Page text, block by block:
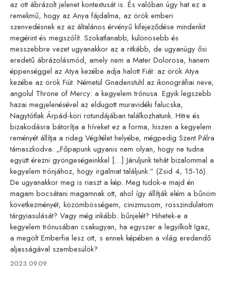
az ott ábrázolt jelenet kontextusát is. És valóban úgy hat ez a
remekmű, hogy az Anya fájdalma, az örök emberi
szenvedésnek ez az általános érvényű kifejeződése mindenkit
megérint és megszólít. Szokatlanabb, különösebb és
messzebbre vezet ugyanakkor az a ritkább, de ugyanúgy ősi
eredetű ábrázolásmód, amely nem a Mater Dolorosa, hanem
éppenséggel az Atya kezébe adja halott Fiát: az örök Atya
kezébe az örök Fiút. Németül Gnadenstuhl az ikonográfiai neve,
angolul Throne of Mercy: a kegyelem trónusa. Egyik legszebb
hazai megjelenésével az eldugott muravidéki falucska,
Nagytótlak Árpád-kori rotundájában találkozhatunk. Hitre és
bizakodásra bátorítja a híveket ez a forma, hiszen a kegyelem
reményét állítja a rideg Végítélet helyébe, mégpedig Szent Pálra
támaszkodva: „Főpapunk ugyanis nem olyan, hogy ne tudna
együtt érezni gyöngeségeinkkel […] Járuljunk tehát bizalommal a
kegyelem trónjához, hogy irgalmat találjunk.” (Zsid 4, 15-16).
De ugyanakkor meg is riaszt a kép. Meg tudok-e majd én
magam bocsátani magamnak ott, ahol így állítják elém a bűnöm
következményét, közömbösségem, cinizmusom, rosszindulatom
tárgyiasulását? Vagy még inkább: bűnjelét? Hihetek-e a
kegyelem trónusában csakugyan, ha egyszer a legyilkolt Igaz,
a megölt Emberfia lesz ott, s ennek képében a világ eredendő
aljasságával szembesülök?
Published
2023.09.09.